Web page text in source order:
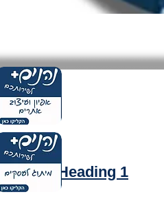
Heading 1